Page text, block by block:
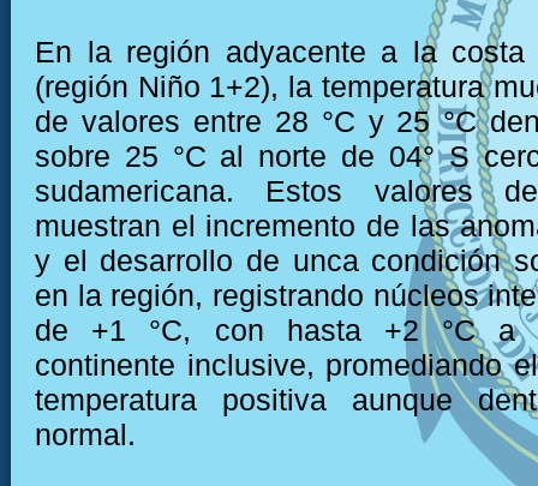
En la región adyacente a la costa
(región Niño 1+2), la temperatura
de valores entre 28 °C y 25 °C
sobre 25 °C al norte de 04° S
sudamericana. Estos valores
muestran el incremento de las
y el desarrollo de unca condición
en la región, registrando núcleos
de +1 °C, con hasta +2 °C a
continente inclusive, promediando
temperatura positiva aunque
normal.